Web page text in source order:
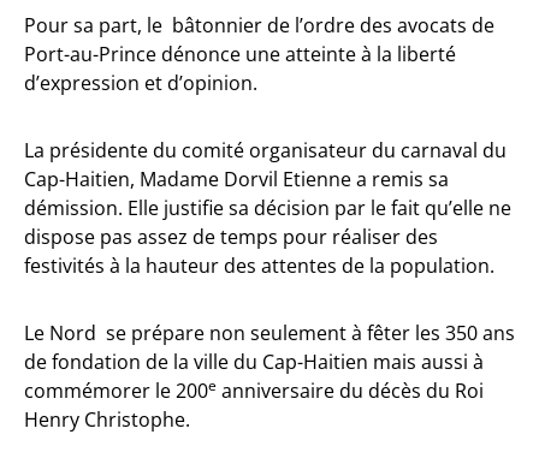
Pour sa part, le bâtonnier de l’ordre des avocats de
Port-au-Prince dénonce une atteinte à la liberté
d’expression et d’opinion.
La présidente du comité organisateur du carnaval du
Cap-Haitien, Madame Dorvil Etienne a remis sa
démission. Elle justifie sa décision par le fait qu’elle ne
dispose pas assez de temps pour réaliser des
festivités à la hauteur des attentes de la population.
Le Nord se prépare non seulement à fêter les 350 ans
de fondation de la ville du Cap-Haitien mais aussi à
commémorer le 200e anniversaire du décès du Roi
Henry Christophe.